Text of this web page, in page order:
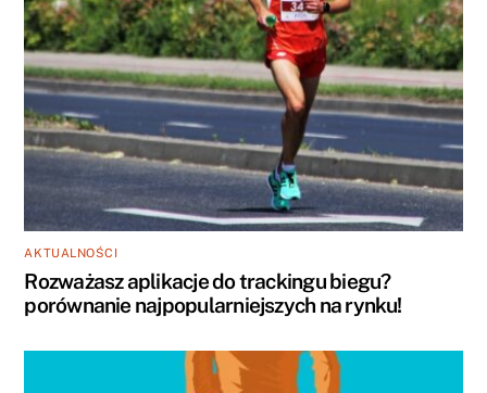
AKTUALNOŚCI
Rozważasz aplikacje do trackingu biegu?
porównanie najpopularniejszych na rynku!